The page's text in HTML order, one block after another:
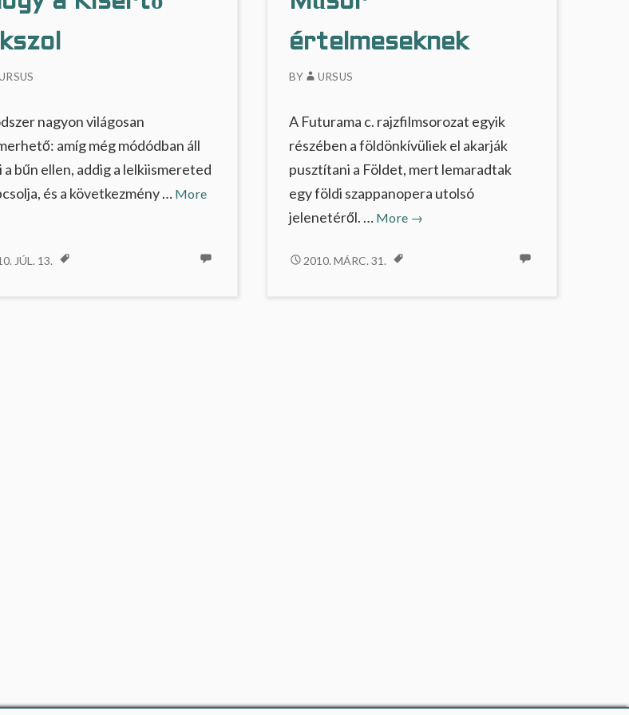
nagyon világosan
amíg még módódban áll
bűn ellen, addig a lelkiismereted
és a következmény … MoreAhogy
bokszol
JÚL. 13.
értelmeseknek
BY URSUS
A Futurama c. rajzfilmsorozat egyik
részében a földönkívüliek el akarják
pusztítani a Földet, mert lemaradtak
egy földi szappanopera utolsó
jelenetéről. … More Műsor
→
MŰSOR
2010. MÁRC. 31.